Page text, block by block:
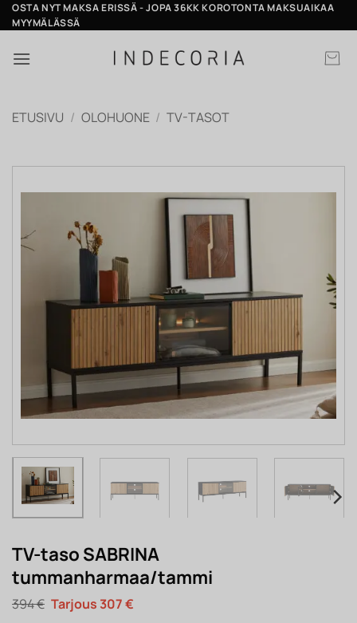
Skip
to
OSTA NYT MAKSA ERISSÄ - JOPA 36KK KOROTONTA MAKSUAIKAA
MYYMÄLÄSSÄ
ETUSIVU / OLOHUONE / TV-TASOT
TV-taso SABRINA
tummanharmaa/tammi
394€ Alkuperäinen
hinta
307€Nykyinen